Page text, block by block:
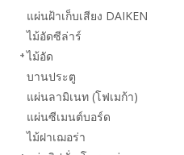
แผ่นฝ้าเก็บเสียง DAIKEN
ไม้อัดซีล่าร์
ไม้อัด
บานประตู
แผ่นลามิเนท (โฟเมก้า)
แผ่นซีเมนต์บอร์ด
ไม้ฝาเฌอร่า